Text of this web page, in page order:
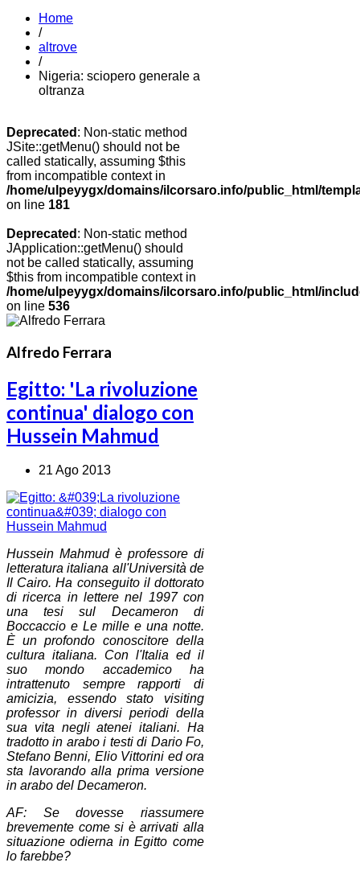
Home
/
altrove
/
Nigeria: sciopero generale a
oltranza
Deprecated : Non-static method
JSite::getMenu() should not be
called statically, assuming $this
from incompatible context in
/home/ulpeyygx/domains/ilcorsaro.info/public_html/
on line 181
Deprecated : Non-static method
JApplication::getMenu() should
not be called statically, assuming
$this from incompatible context in
/home/ulpeyygx/domains/ilcorsaro.info/public_html/
on line 536
Alfredo Ferrara
Egitto: 'La rivoluzione
continua' dialogo con
Hussein Mahmud
21 Ago 2013
Hussein Mahmud è professore di
letteratura italiana all'Università de
Il Cairo. Ha conseguito il dottorato
di ricerca in lettere nel 1997 con
una tesi sul Decameron di
Boccaccio e Le mille e una notte.
È un profondo conoscitore della
cultura italiana. Con l'Italia ed il
suo mondo accademico ha
intrattenuto sempre rapporti di
amicizia, essendo stato visiting
professor in diversi periodi della
sua vita negli atenei italiani. Ha
tradotto in arabo i testi di Dario Fo,
Stefano Benni, Elio Vittorini ed ora
sta lavorando alla prima versione
in arabo del Decameron.
AF: Se dovesse riassumere
brevemente come si è arrivati alla
situazione odierna in Egitto come
lo farebbe?